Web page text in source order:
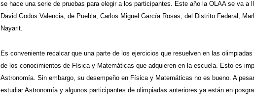
se hace una serie de pruebas para elegir a los participantes. Este año la OLAA se va a
David Godos Valencia, de Puebla, Carlos Miguel García Rosas, del Distrito Federal,
Nayarit.
Es conveniente recalcar que una parte de los ejercicios que resuelven en las
de los conocimientos de Física y Matemáticas que adquieren en la escuela. Esto es
Astronomía. Sin embargo, su desempeño en Física y Matemáticas no es bueno. A
estudiar Astronomía y algunos participantes de olimpiadas anteriores ya están en